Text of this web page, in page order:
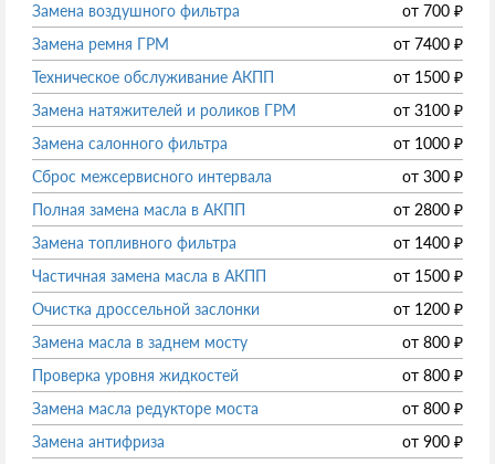
Замена воздушного фильтра
от 700 ₽
Замена ремня ГРМ
от 7400 ₽
Техническое обслуживание АКПП
от 1500 ₽
Замена натяжителей и роликов ГРМ
от 3100 ₽
Замена салонного фильтра
от 1000 ₽
Сброс межсервисного интервала
от 300 ₽
Полная замена масла в АКПП
от 2800 ₽
Замена топливного фильтра
от 1400 ₽
Частичная замена масла в АКПП
от 1500 ₽
Очистка дроссельной заслонки
от 1200 ₽
Замена масла в заднем мосту
от 800 ₽
Проверка уровня жидкостей
от 800 ₽
Замена масла редукторе моста
от 800 ₽
Замена антифриза
от 900 ₽